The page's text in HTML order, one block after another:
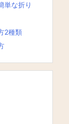
単な折り
2種類